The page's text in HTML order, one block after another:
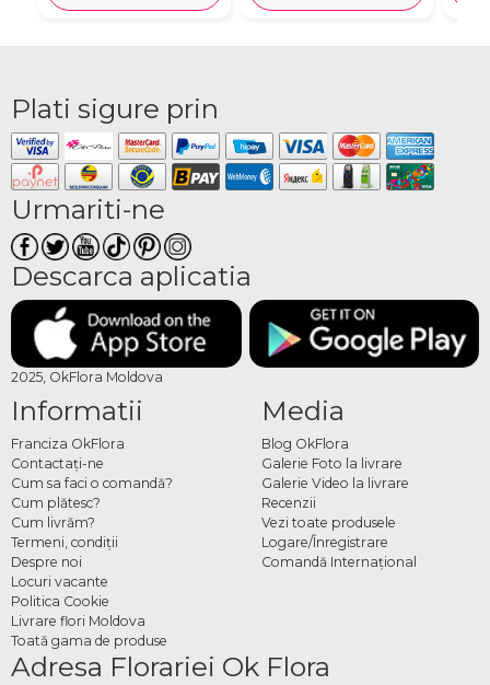
Plati sigure prin
Urmariti-ne
Descarca aplicatia
2025, OkFlora Moldova
Informatii
Franciza OkFlora
Contactaţi-ne
Cum sa faci o comandă?
Cum plătesc?
Cum livrăm?
Termeni, condiţii
Despre noi
Locuri vacante
Politica Cookie
Livrare flori Moldova
Toată gama de produse
Media
Blog OkFlora
Galerie Foto la livrare
Galerie Video la livrare
Recenzii
Vezi toate produsele
Logare/Înregistrare
Comandă Internațional
Adresa Florariei Ok Flora